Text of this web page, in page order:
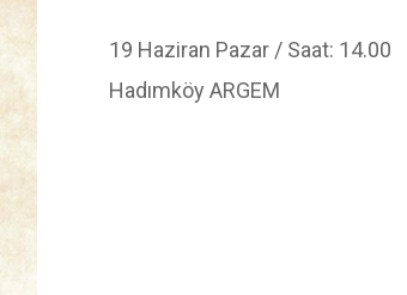
19 Haziran Pazar / Saat: 14.00
Hadımköy ARGEM